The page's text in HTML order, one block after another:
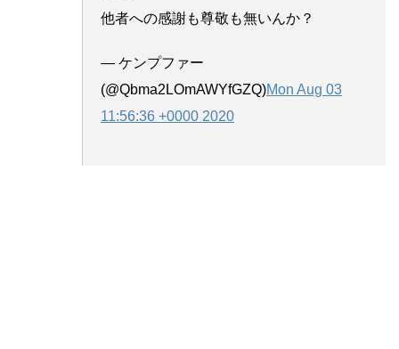
他者への感謝も尊敬も無いんか？
— ケンプファー
(@Qbma2LOmAWYfGZQ)Mon Aug 03
11:56:36 +0000 2020